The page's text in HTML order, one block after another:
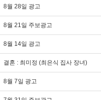
8월 28일 광고
8월 21일 주보광고
8월 14일 광고
결혼 : 최미정 (최은식 집사 장녀)
8월 7일 광고